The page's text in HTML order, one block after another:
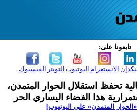
تابعونا على:
الفيسبوك التويتر اليوتيوب الانستغرام
تحفظ استقلال الحوار المتمدن،
هذا الفضاء اليساري الحر
المتمدن» على اليوتيوب]